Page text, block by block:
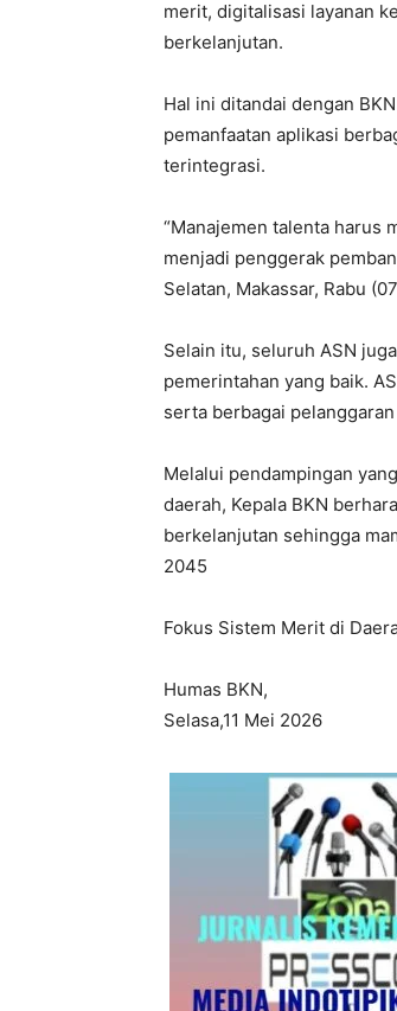
merit, digitalisasi layanan
berkelanjutan.
Hal ini ditandai dengan
pemanfaatan aplikasi
terintegrasi.
“Manajemen talenta harus
menjadi penggerak
Selatan, Makassar, Rabu
Selain itu, seluruh ASN
pemerintahan yang baik.
serta berbagai
Melalui pendampingan
daerah, Kepala BKN
berkelanjutan sehingga
2045
Fokus Sistem Merit di
Humas BKN,
Selasa,11 Mei 2026